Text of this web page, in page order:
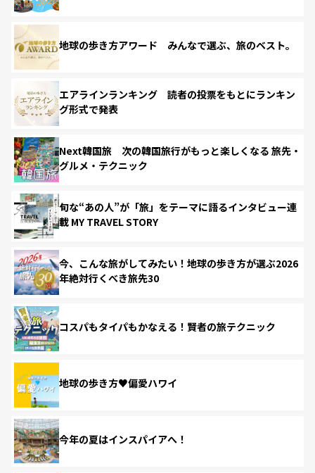
地球の歩き方アワード みんなで選ぶ、旅のベスト。
エアラインランキング 読者の投票をもとにランキン
グ形式で発表
Next韓国旅 次の韓国旅行がもっと楽しくなる 旅先・
グルメ・テクニック
旬な“あの人”が「旅」をテーマに語るインタビュー連
載 MY TRAVEL STORY
今、こんな旅がしてみたい！地球の歩き方が選ぶ2026
年絶対行くべき旅先30
コスパもタイパもかなえる！賢者の旅テクニック
地球の歩き方♥偏愛ハワイ
今年の夏はインスパイアへ！